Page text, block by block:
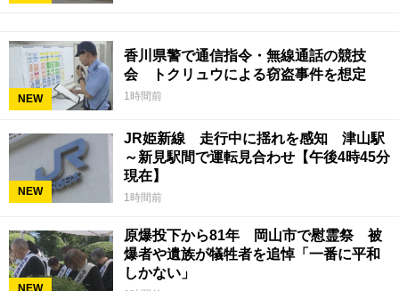
NEW
香川県警で通信指令・無線通話の競技
会 トクリュウによる窃盗事件を想定
1時間前
NEW
JR姫新線 走行中に揺れを感知 津山駅
～新見駅間で運転見合わせ【午後4時45分
現在】
1時間前
原爆投下から81年 岡山市で慰霊祭 被
爆者や遺族が犠牲者を追悼「一番に平和
しかない」